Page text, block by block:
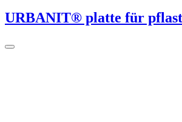
URBANIT® platte für